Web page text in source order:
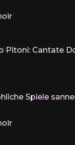
Pitoni: Cantate
Spiele